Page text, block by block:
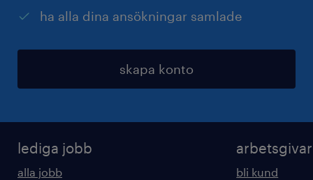
ha alla dina ansökningar samlade
skapa konto
lediga jobb
alla jobb
bli kund